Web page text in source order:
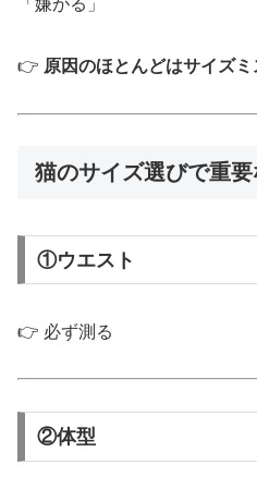
「嫌がる」
👉 原因のほとんどはサイズミ
猫のサイズ選びで重要
①ウエスト
👉 必ず測る
②体型